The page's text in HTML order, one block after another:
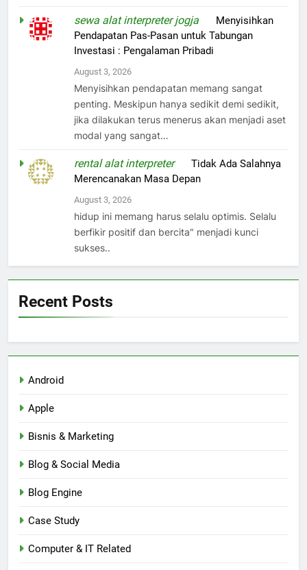
sewa alat interpreter jogja
Menyisihkan
Pendapatan Pas-Pasan untuk Tabungan
Investasi : Pengalaman Pribadi
August 3, 2026
Menyisihkan pendapatan memang sangat
penting. Meskipun hanya sedikit demi sedikit,
jika dilakukan terus menerus akan menjadi aset
modal yang sangat…
rental alat interpreteronTidak Ada Salahnya
Merencanakan Masa Depan
August 3, 2026
hidup ini memang harus selalu optimis. Selalu
berfikir positif dan bercita" menjadi kunci
sukses..
Recent Posts
Android
Apple
Bisnis & Marketing
Blog & Social Media
Blog Engine
Case Study
Computer & IT Related